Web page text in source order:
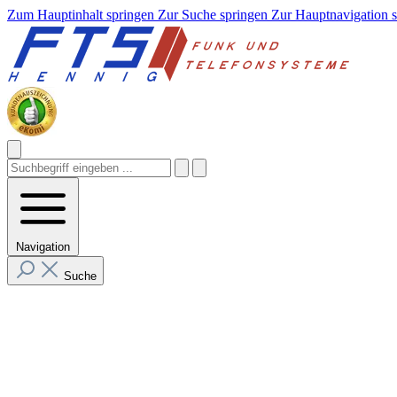
Zum Hauptinhalt springen Zur Suche springen Zur Hauptnavigation
Navigation
Suche